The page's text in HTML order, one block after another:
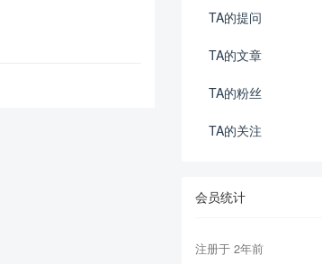
TA的提问
TA的文章
TA的粉丝
TA的关注
会员统计
注册于 2年前